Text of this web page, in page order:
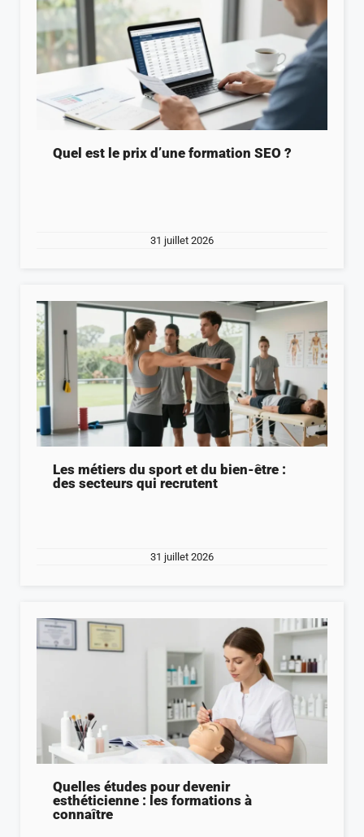
Quel est le prix d’une formation SEO ?
31 juillet 2026
Les métiers du sport et du bien-être :
des secteurs qui recrutent
31 juillet 2026
Quelles études pour devenir
esthéticienne : les formations à
connaître